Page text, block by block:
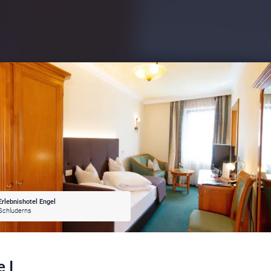
I
Engel